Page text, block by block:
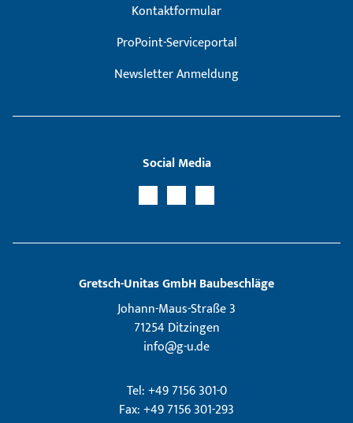
Kontaktformular
ProPoint-Serviceportal
Newsletter Anmeldung
Social Media
Gretsch­-Unitas GmbH Baubeschläge
Johann-Maus-Straße 3
71254 Ditzingen
info@g-u.de
Tel: +49 7156 301-0
Fax: +49 7156 301-293